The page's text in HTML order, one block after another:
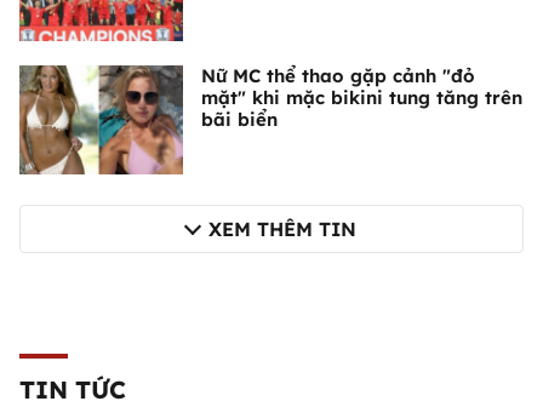
Nữ MC thể thao gặp cảnh "đỏ
mặt" khi mặc bikini tung tăng trên
bãi biển
XEM THÊM TIN
TIN TỨC